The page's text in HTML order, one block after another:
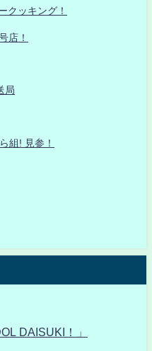
クッキング！
店！
局
組! 見参！
DAISUKI！」